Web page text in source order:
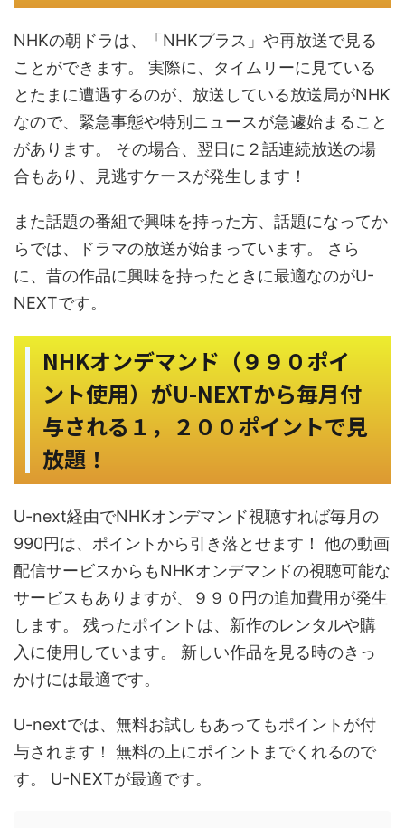
NHKの朝ドラは、「NHKプラス」や再放送で見る
ことができます。 実際に、タイムリーに見ている
とたまに遭遇するのが、放送している放送局がNHK
なので、緊急事態や特別ニュースが急遽始まること
があります。 その場合、翌日に２話連続放送の場
合もあり、見逃すケースが発生します！
また話題の番組で興味を持った方、話題になってか
らでは、ドラマの放送が始まっています。 さら
に、昔の作品に興味を持ったときに最適なのがU-
NEXTです。
NHKオンデマンド（９９０ポイ
ント使用）がU-NEXTから毎月付
与される１，２００ポイントで見
放題！
U-next経由でNHKオンデマンド視聴すれば毎月の
990円は、ポイントから引き落とせます！ 他の動画
配信サービスからもNHKオンデマンドの視聴可能な
サービスもありますが、９９０円の追加費用が発生
します。 残ったポイントは、新作のレンタルや購
入に使用しています。 新しい作品を見る時のきっ
かけには最適です。
U-nextでは、無料お試しもあってもポイントが付
与されます！ 無料の上にポイントまでくれるので
す。 U-NEXTが最適です。